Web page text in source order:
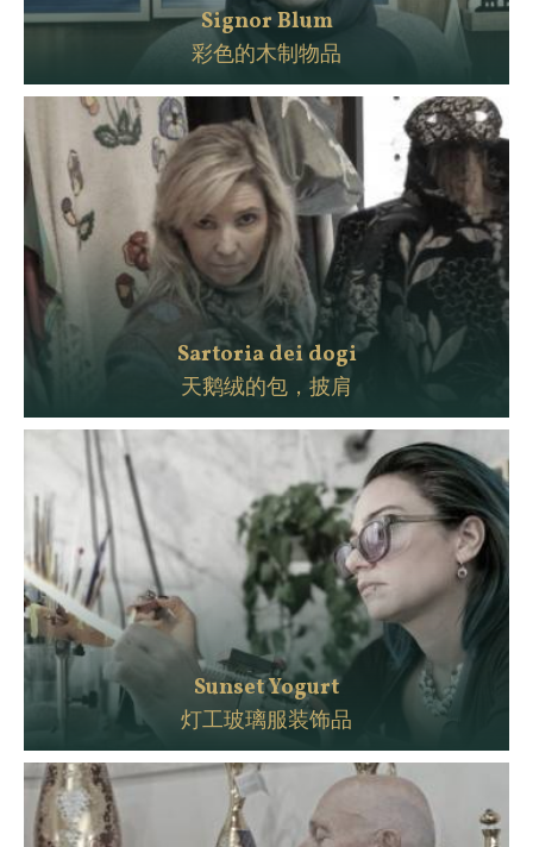
Signor Blum
彩色的木制物品
Sartoria dei dogi
天鹅绒的包，披肩
Sunset Yogurt
灯工玻璃服装饰品